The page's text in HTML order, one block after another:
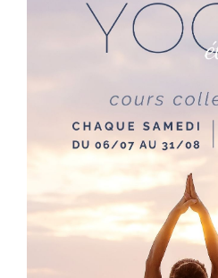
FORMATIONS
LOCATION
CONTACT